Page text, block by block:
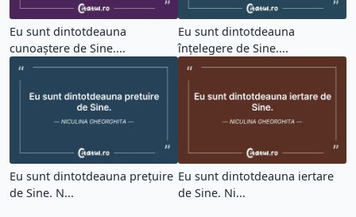
Eu sunt dintotdeauna
cunoaștere de Sine....
Eu sunt dintotdeauna
înțelegere de Sine....
Eu sunt dintotdeauna prețuire
de Sine. N...
Eu sunt dintotdeauna iertare
de Sine. Ni...